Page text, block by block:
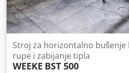
Stroj za horizontalno bušenje
rupe i zabijanje tipla
WEEKE BST 500